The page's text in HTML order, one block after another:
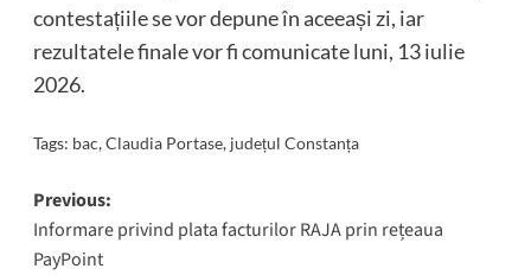
contestațiile se vor depune în aceeași zi, iar
rezultatele finale vor fi comunicate luni, 13 iulie
2026.
Tags: bac,Claudia Portase, județul Constanța
Post
navigation
Previous:
Informare privind plata facturilor RAJA prin rețeaua
PayPoint